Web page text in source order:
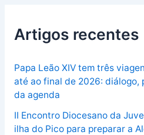
Artigos recentes
Papa Leão XIV tem três
até ao final de 2026: diálogo,
da agenda
II Encontro Diocesano da
ilha do Pico para preparar a